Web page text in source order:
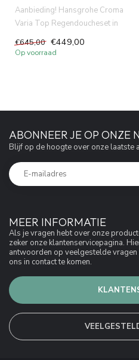
Aanbieding! Hansgrohe Croma
Varia Top Regendoucheset in
chroom. Met regendouche,...
€645,00 €449,00
Op voorraad
MEER INFORMATIE
Als je vragen hebt over onze
zeker onze klantenservicepagina.
antwoorden op veelgestelde
ons in contact te komen.
ABONNEER JE OP ONZE
Blijf op de hoogte over onze laatste